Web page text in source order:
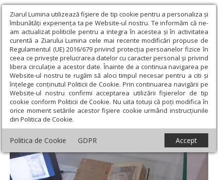
Ziarul Lumina utilizează fişiere de tip cookie pentru a personaliza și
îmbunătăți experiența ta pe Website-ul nostru. Te informăm că ne-
am actualizat politicile pentru a integra în acestea și în activitatea
curentă a Ziarului Lumina cele mai recente modificări propuse de
Regulamentul (UE) 2016/679 privind protecția persoanelor fizice în
ceea ce privește prelucrarea datelor cu caracter personal și privind
libera circulație a acestor date. Înainte de a continua navigarea pe
Website-ul nostru te rugăm să aloci timpul necesar pentru a citi și
înțelege conținutul Politicii de Cookie. Prin continuarea navigării pe
Website-ul nostru confirmi acceptarea utilizării fişierelor de tip
cookie conform Politicii de Cookie. Nu uita totuși că poți modifica în
orice moment setările acestor fişiere cookie urmând instrucțiunile
din Politica de Cookie.
Politica de Cookie GDPR Accept
Ziarul Lumina › Educaţie și Cultură › Cultură › Comori bibliofile la
Museikon
Comori bibliofile la Museikon